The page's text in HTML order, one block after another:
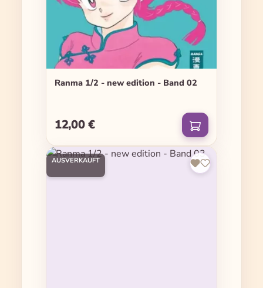
Ranma 1/2 - new edition - Band 02
Regulärer Preis:
12,00 €
AUSVERKAUFT